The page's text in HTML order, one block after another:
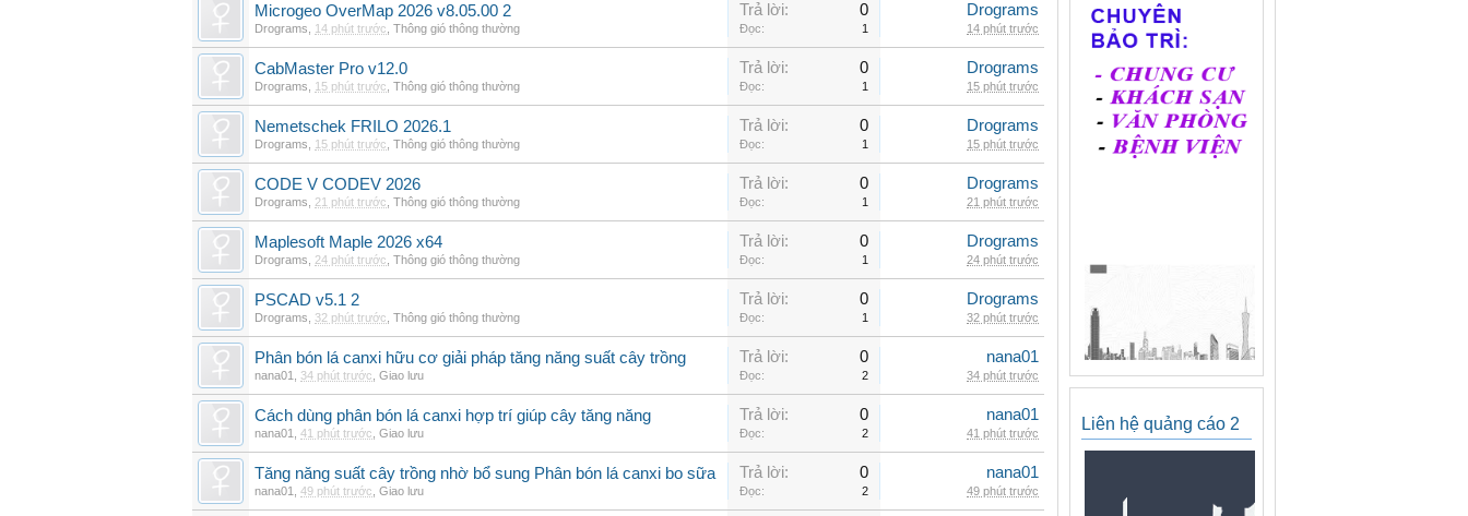
Microgeo OverMap 2026 v8.05.00 2
Drograms 14 phút trước Thông gió thông thường
Trả lời: 0
Đọc: 1
Drograms
14 phút trước
CabMaster Pro v12.0
Drograms 15 phút trước Thông gió thông thường
Trả lời: 0
Đọc: 1
Drograms
15 phút trước
Nemetschek FRILO 2026.1
Drograms 15 phút trước Thông gió thông thường
Trả lời: 0
Đọc: 1
Drograms
15 phút trước
CODE V CODEV 2026
Drograms 21 phút trước Thông gió thông thường
Trả lời: 0
Đọc: 1
Drograms
21 phút trước
Maplesoft Maple 2026 x64
Drograms 24 phút trước Thông gió thông thường
Trả lời: 0
Đọc: 1
Drograms
24 phút trước
PSCAD v5.1 2
Drograms 32 phút trước Thông gió thông thường
Trả lời: 0
Đọc: 1
Drograms
32 phút trước
Phân bón lá canxi hữu cơ giải pháp tăng năng suất cây trồng
nana01 34 phút trước Giao lưu
Trả lời: 0
Đọc: 2
nana01
34 phút trước
Cách dùng phân bón lá canxi hợp trí giúp cây tăng năng
nana01 41 phút trước Giao lưu
Trả lời: 0
Đọc: 2
nana01
41 phút trước
Tăng năng suất cây trồng nhờ bổ sung Phân bón lá canxi bo sữa
nana01 49 phút trước Giao lưu
Trả lời: 0
Đọc: 2
nana01
49 phút trước
Liên hệ quảng cáo 2